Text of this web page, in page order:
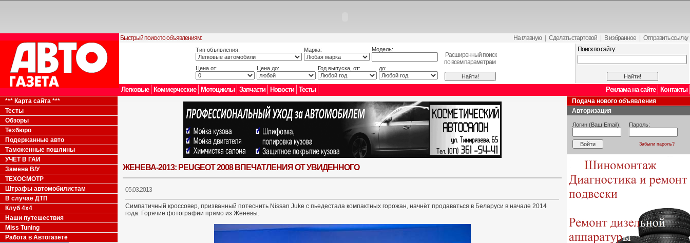
Быстрый поиск по объявлениям: На главную Сделать стартовой В избранное Отправить ссылку
Тип объявления: Марка: Модель:
Расширенный поиск
по всем параметрам
Цена от: Цена до: Год выпуска, от: до:
Поиск по сайту:
Легковые Коммерческие Мотоциклы Запчасти Новости Тесты Контакты
Реклама на сайте
*** Карта сайта ***
Тесты
Обзоры
Техбюро
Подержанные авто
Таможенные пошлины
УЧЕТ В ГАИ
Замена В/У
ТЕХОСМОТР
Штрафы автомобилистам
В случае ДТП
Клуб 4x4
Наши путешествия
Miss Tuning
Работа в Автогазете
ЖЕНЕВА-2013: PEUGEOT 2008 ВПЕЧАТЛЕНИЯ ОТ УВИДЕННОГО
05.03.2013
Симпатичный кроссовер, призванный потеснить Nissan Juke с пьедестала компактных горожан, начнёт продаваться в Беларуси в начале 2014
года. Горячие фотографии прямо из Женевы.
Подача нового объявления
Авторизация
Логин (Ваш Email): Пароль:
Забыли пароль?